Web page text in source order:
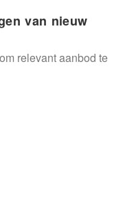
van nieuw
relevant aanbod te